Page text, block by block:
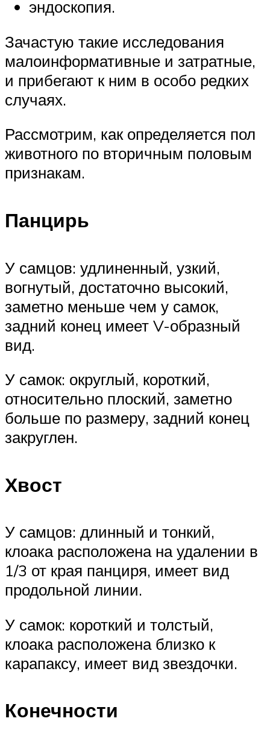
эндоскопия.
Зачастую такие исследования
малоинформативные и затратные,
и прибегают к ним в особо редких
случаях.
Рассмотрим, как определяется пол
животного по вторичным половым
признакам.
Панцирь
У самцов: удлиненный, узкий,
вогнутый, достаточно высокий,
заметно меньше чем у самок,
задний конец имеет V-образный
вид.
У самок: округлый, короткий,
относительно плоский, заметно
больше по размеру, задний конец
закруглен.
Хвост
У самцов: длинный и тонкий,
клоака расположена на удалении в
1/3 от края панциря, имеет вид
продольной линии.
У самок: короткий и толстый,
клоака расположена близко к
карапаксу, имеет вид звездочки.
Конечности